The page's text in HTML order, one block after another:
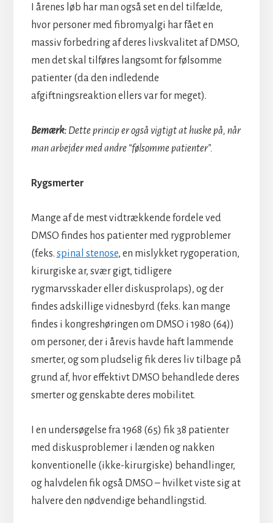
I årenes løb har man også set en del tilfælde,
hvor personer med fibromyalgi har fået en
massiv forbedring af deres livskvalitet af DMSO,
men det skal tilføres langsomt for følsomme
patienter (da den indledende
afgiftningsreaktion ellers var for meget).
Bemærk:Dette princip er også vigtigt at huske på, når
man arbejder med andre “følsomme patienter”.
Rygsmerter
Mange af de mest vidtrækkende fordele ved
DMSO findes hos patienter med rygproblemer
(f.eks. spinal stenose, en mislykket rygoperation,
kirurgiske ar, svær gigt, tidligere
rygmarvsskader eller diskusprolaps), og der
findes adskillige vidnesbyrd (f.eks. kan mange
findes i kongreshøringen om DMSO i 1980 (64))
om personer, der i årevis havde haft lammende
smerter, og som pludselig fik deres liv tilbage på
grund af, hvor effektivt DMSO behandlede deres
smerter og genskabte deres mobilitet.
I en undersøgelse fra 1968 (65) fik 38 patienter
med diskusproblemer i lænden og nakken
konventionelle (ikke-kirurgiske) behandlinger,
og halvdelen fik også DMSO – hvilket viste sig at
halvere den nødvendige behandlingstid.